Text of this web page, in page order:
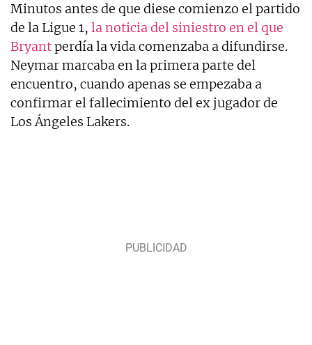
Minutos antes de que diese comienzo el partido
de la Ligue 1, la noticia del siniestro en el que
Bryantperdía la vida comenzaba a difundirse.
Neymar marcaba en la primera parte del
encuentro, cuando apenas se empezaba a
confirmar el fallecimiento del ex jugador de
Los Ángeles Lakers.